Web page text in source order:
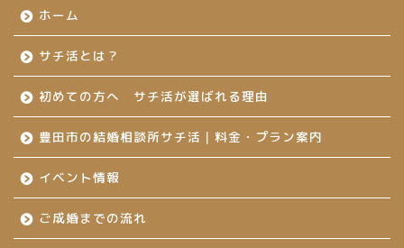
ホーム
サチ活とは？
初めての方へ サチ活が選ばれる理由
豊田市の結婚相談所サチ活｜料金・プラン案内
イベント情報
ご成婚までの流れ